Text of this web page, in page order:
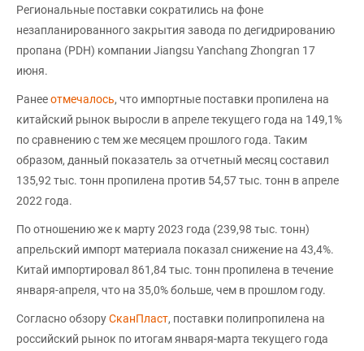
Региональные поставки сократились на фоне
незапланированного закрытия завода по дегидрированию
пропана (PDH) компании Jiangsu Yanchang Zhongran 17
июня.
Ранееотмечалось, что импортные поставки пропилена на
китайский рынок выросли в апреле текущего года на 149,1%
по сравнению с тем же месяцем прошлого года. Таким
образом, данный показатель за отчетный месяц составил
135,92 тыс. тонн пропилена против 54,57 тыс. тонн в апреле
2022 года.
По отношению же к марту 2023 года (239,98 тыс. тонн)
апрельский импорт материала показал снижение на 43,4%.
Китай импортировал 861,84 тыс. тонн пропилена в течение
января-апреля, что на 35,0% больше, чем в прошлом году.
Согласно обзоруСканПласт, поставки полипропилена на
российский рынок по итогам января-марта текущего года